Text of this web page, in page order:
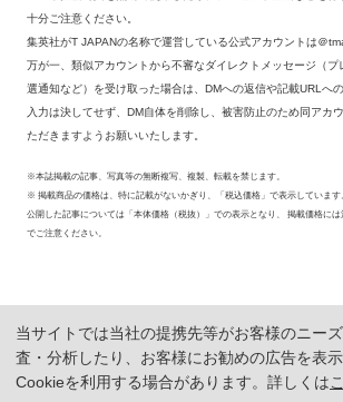
十分ご注意ください。
集英社がT JAPANの名称で運営している公式アカウントは＠
万が一、類似アカウントから不審なダイレクトメッセージ（プ
選通知など）を受け取った場合は、DMへの返信や記載URLへ
入力は決してせず、DM自体を削除し、被害防止のため同アカ
ただきますようお願いいたします。
※本誌掲載の記事、写真等の無断複写、複製、転載を禁じます。
※ 掲載商品の価格は、特に記載がないかぎり、「税込価格」で表示しています
公開した記事については「本体価格（税抜）」での表示となり、 掲載価格に
でご注意ください。
当サイトでは当社の提携先等がお客様のニー
査・分析したり、お客様にお勧めの広告を表
Cookieを利用する場合があります。詳しくは